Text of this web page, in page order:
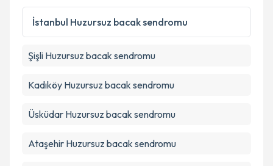
Metni'ni okudum ve kişisel verilerimin belirtilen
kapsamda işlenmesini kabul ediyorum.
Takvim Talebini Gönder
İstanbul Huzursuz bacak sendromu
Şişli Huzursuz bacak sendromu
Kadıköy Huzursuz bacak sendromu
Üsküdar Huzursuz bacak sendromu
Ataşehir Huzursuz bacak sendromu